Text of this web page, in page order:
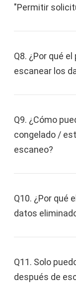
teléfono a
Evita
Después
"Permitir
Q8. ¿Por qué
escanear los
Q9. ¿Cómo
congelado /
escaneo?
Q10. ¿Por qué
datos
Q11. Solo
después de